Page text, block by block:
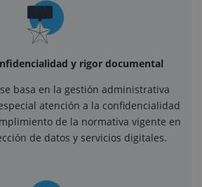
y rigor documental
basa en la gestión administrativa
atención a la confidencialidad
de la normativa vigente en
de datos y servicios digitales.